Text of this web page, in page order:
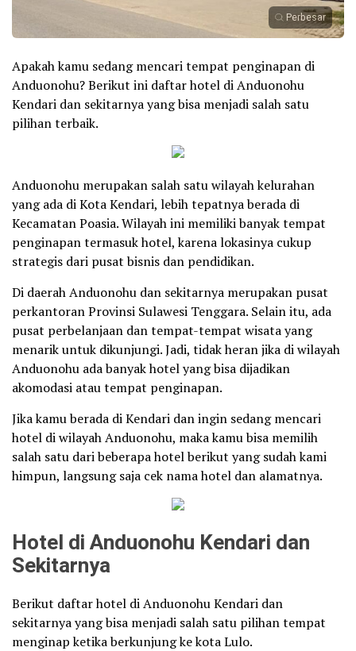
Perbesar
Apakah kamu sedang mencari tempat penginapan di
Anduonohu? Berikut ini daftar hotel di Anduonohu
Kendari dan sekitarnya yang bisa menjadi salah satu
pilihan terbaik.
Anduonohu merupakan salah satu wilayah kelurahan
yang ada di Kota Kendari, lebih tepatnya berada di
Kecamatan Poasia. Wilayah ini memiliki banyak tempat
penginapan termasuk hotel, karena lokasinya cukup
strategis dari pusat bisnis dan pendidikan.
Di daerah Anduonohu dan sekitarnya merupakan pusat
perkantoran Provinsi Sulawesi Tenggara. Selain itu, ada
pusat perbelanjaan dan tempat-tempat wisata yang
menarik untuk dikunjungi. Jadi, tidak heran jika di wilayah
Anduonohu ada banyak hotel yang bisa dijadikan
akomodasi atau tempat penginapan.
Jika kamu berada di Kendari dan ingin sedang mencari
hotel di wilayah Anduonohu, maka kamu bisa memilih
salah satu dari beberapa hotel berikut yang sudah kami
himpun, langsung saja cek nama hotel dan alamatnya.
Hotel di Anduonohu Kendari dan
Sekitarnya
Berikut daftar hotel di Anduonohu Kendari dan
sekitarnya yang bisa menjadi salah satu pilihan tempat
menginap ketika berkunjung ke kota Lulo.